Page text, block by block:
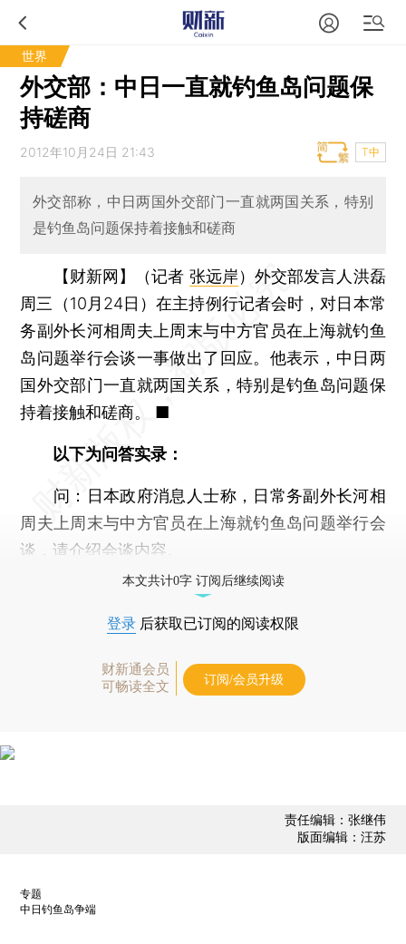
世界
外交部：中日一直就钓鱼岛问题保
持磋商
2012年10月24日 21:43 T中
外交部称，中日两国外交部门一直就两国关系，特别
是钓鱼岛问题保持着接触和磋商
【财新网】（记者 张远岸） 外交部发言人洪磊
周三（10月24日）在主持例行记者会时，对日本常
务副外长河相周夫上周末与中方官员在上海就钓鱼
岛问题举行会谈一事做出了回应。他表示，中日两
国外交部门一直就两国关系，特别是钓鱼岛问题保
持着接触和磋商。 ■
以下为问答实录：
问：日本政府消息人士称，日常务副外长河相
周夫上周末与中方官员在上海就钓鱼岛问题举行会
谈，请介绍会谈内容。
本文共计0字 订阅后继续阅读
登录 后获取已订阅的阅读权限
财新通会员
可畅读全文
订阅/会员升级
责任编辑：张继伟
版面编辑：汪苏
专题
中日钓鱼岛争端